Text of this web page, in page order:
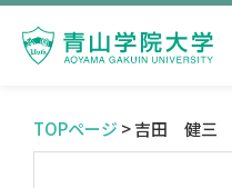
TOPページ > 吉田 健三